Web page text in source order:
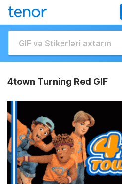
4town Turning Red GIF